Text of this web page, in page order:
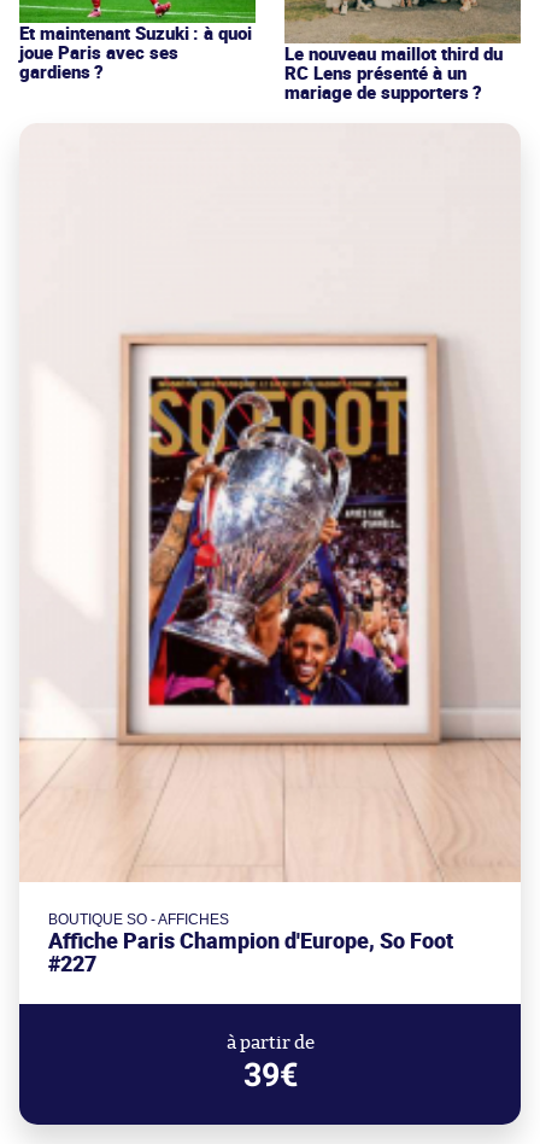
Et maintenant Suzuki : à quoi
joue Paris avec ses
gardiens ?
Le nouveau maillot third du
RC Lens présenté à un
mariage de supporters ?
BOUTIQUE SO - AFFICHES
Affiche Paris Champion d'Europe, So Foot
#227
à partir de
39€